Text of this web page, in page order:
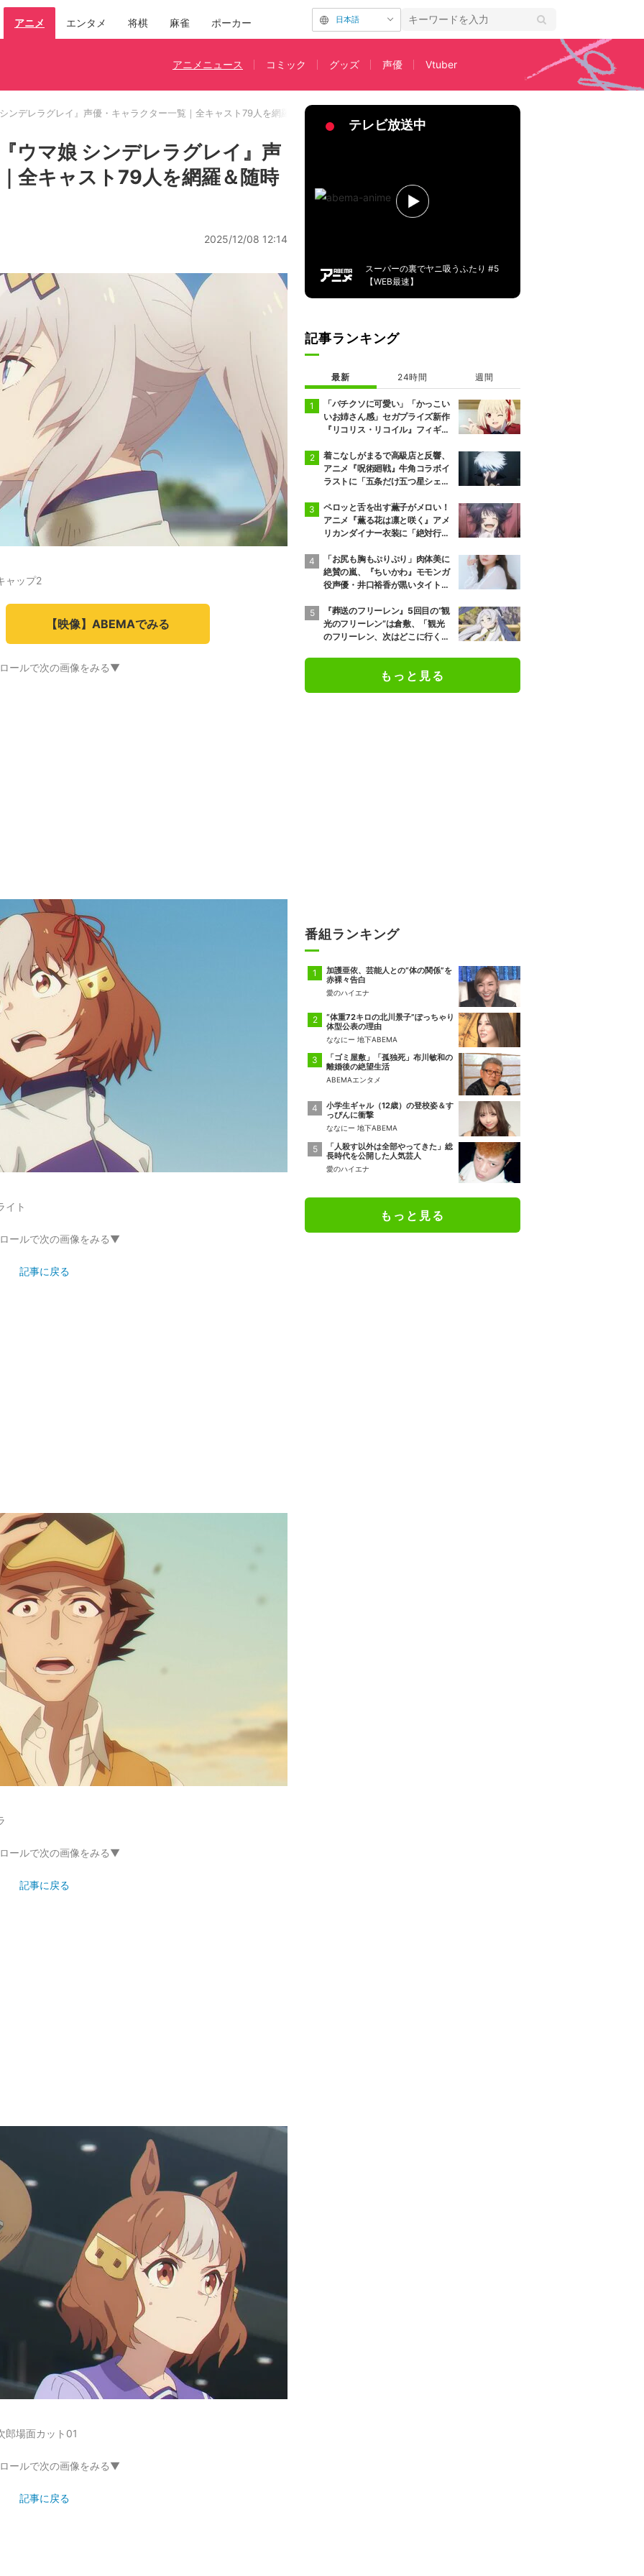
アニメ エンタメ 将棋 麻雀 ポーカー 日本語
アニメニュース コミック グッズ 声優 Vtuber
ンデレラグレイ』声優・キャラクター一覧｜全キャスト79人を網羅＆随時更新
ウマ娘 シンデレラグレイ』声
全キャスト79人を網羅＆随時
2025/12/08 12:14
ャップ2
【映像】ABEMAでみる
ールで次の画像をみる▼
イト
ールで次の画像をみる▼
記事に戻る
ールで次の画像をみる▼
記事に戻る
郎場面カット01
ールで次の画像をみる▼
記事に戻る
テレビ放送中
スーパーの裏でヤニ吸うふたり #5
【WEB最速】
記事ランキング
最新 24時間 週間
「バチクソに可愛い」「かっこい
いお姉さん感」セガプライズ新作
『リコリス・リコイル』フィギュ
着こなしがまるで高級店と反響、
アニメ『呪術廻戦』牛角コラボイ
ラストに「五条だけ五つ星シェ
ペロッと舌を出す薫子がメロい！
アニメ『薫る花は凛と咲く』アメ
リカンダイナー衣装に「絶対行き
「お尻も胸もぷりぷり」肉体美に
絶賛の嵐、『ちいかわ』モモンガ
役声優・井口裕香が黒いタイトウ
『葬送のフリーレン』5回目の“観
光のフリーレン”は倉敷、「観光
のフリーレン、次はどこに行くの
もっと見る
番組ランキング
加護亜依、芸能人との“体の関係”を
赤裸々告白
愛のハイエナ
“体重72キロの北川景子”ぽっちゃり
体型公表の理由
ななにー 地下ABEMA
「ゴミ屋敷」「孤独死」布川敏和の
離婚後の絶望生活
ABEMAエンタメ
小学生ギャル（12歳）の登校姿＆す
っぴんに衝撃
ななにー 地下ABEMA
「人殺す以外は全部やってきた」総
長時代を公開した人気芸人
愛のハイエナ
もっと見る